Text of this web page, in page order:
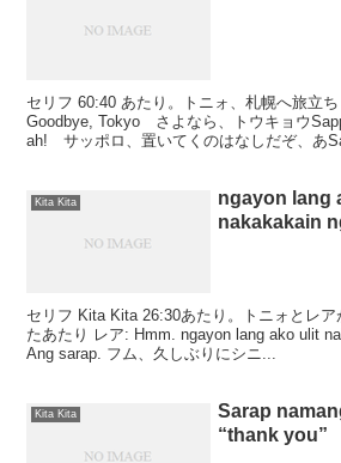
セリフ 60:40 あたり。トニォ、札幌へ旅立
Goodbye, Tokyo さよなら、トウキョウ
ah! サッポロ、置いてくのはなしだぞ、あ
Kita Kita
ngayon lang
nakakakain
セリフ Kita Kita 26:30あたり。トニォとレ
たあたり レア: Hmm. ngayon lang ako ulit
Ang sarap. フム、久しぶりにシニ...
Kita Kita
Sarap
“thank you”